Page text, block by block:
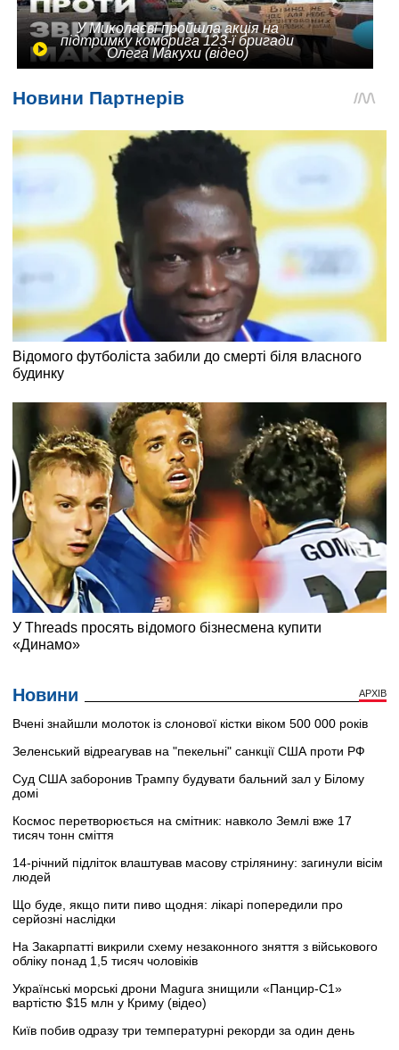
У Миколаєві пройшла акція на
підтримку комбрига 123-ї бригади
Олега Макухи (відео)
Новини АРХІВ
Вчені знайшли молоток із слонової кістки віком 500 000 років
Зеленський відреагував на "пекельні" санкції США проти РФ
Суд США заборонив Трампу будувати бальний зал у Білому
домі
Космос перетворюється на смітник: навколо Землі вже 17
тисяч тонн сміття
14-річний підліток влаштував масову стрілянину: загинули вісім
людей
Що буде, якщо пити пиво щодня: лікарі попередили про
серйозні наслідки
На Закарпатті викрили схему незаконного зняття з військового
обліку понад 1,5 тисяч чоловіків
Українські морські дрони Magura знищили «Панцир-С1»
вартістю $15 млн у Криму (відео)
Київ побив одразу три температурні рекорди за один день